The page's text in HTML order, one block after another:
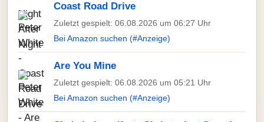
Coast Road Drive
Zuletzt gespielt: 06.08.2026 um 06:27 Uhr
Bei Amazon suchen (#Anzeige)
Are You Mine
Zuletzt gespielt: 06.08.2026 um 05:21 Uhr
Bei Amazon suchen (#Anzeige)